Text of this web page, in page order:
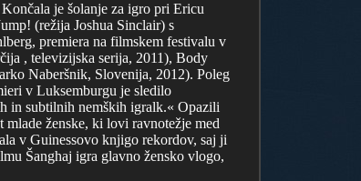
je šolanje za igro pri Ericu
(režija Joshua Sinclair) s
premiera na filmskem festivalu v
, televizijska serija, 2011), Body
Naberšnik, Slovenija, 2012). Poleg
v Luksemburgu je sledilo
in subtilnih nemških igralk.« Opazili
ženske, ki lovi ravnotežje med
v Guinessovo knjigo rekordov, saj ji
Šanghaj igra glavno žensko vlogo,